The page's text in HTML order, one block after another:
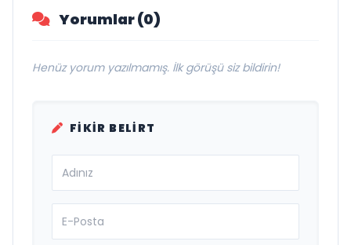
Yorumlar (0)
Henüz yorum yazılmamış. İlk görüşü siz bildirin!
FIKIR BELIRT